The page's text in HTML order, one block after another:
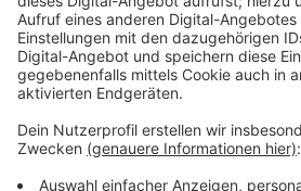
Laut NGG arbeiten hier in
Menschen in der Gastronomie und
Anzeige
Weitere Infos und Links